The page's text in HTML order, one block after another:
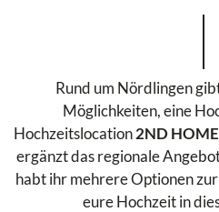
Rund um Nördlingen
Möglichkeiten, eine
Hochzeitslocation2ND
ergänzt das regionale
habt ihr mehrere Optionen
eure Hochzeit in